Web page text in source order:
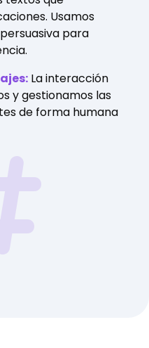
Usamos
para
La interacción
y gestionamos las
de forma humana